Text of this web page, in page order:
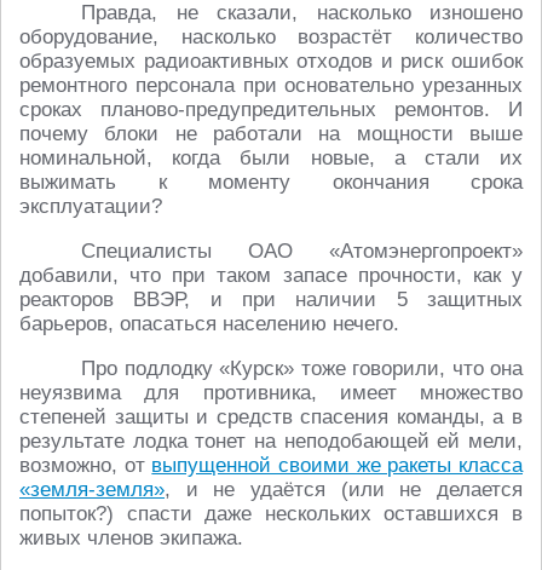
Правда, не сказали, насколько изношено
оборудование, насколько возрастёт количество
образуемых радиоактивных отходов и риск ошибок
ремонтного персонала при основательно урезанных
сроках планово-предупредительных ремонтов. И
почему блоки не работали на мощности выше
номинальной, когда были новые, а стали их
выжимать к моменту окончания срока
эксплуатации?
Специалисты ОАО «Атомэнергопроект»
добавили, что при таком запасе прочности, как у
реакторов ВВЭР, и при наличии 5 защитных
барьеров, опасаться населению нечего.
Про подлодку «Курск» тоже говорили, что она
неуязвима для противника, имеет множество
степеней защиты и средств спасения команды, а в
результате лодка тонет на неподобающей ей мели,
возможно, от выпущенной своими же ракеты класса
«земля-земля», и не удаётся (или не делается
попыток?) спасти даже нескольких оставшихся в
живых членов экипажа.